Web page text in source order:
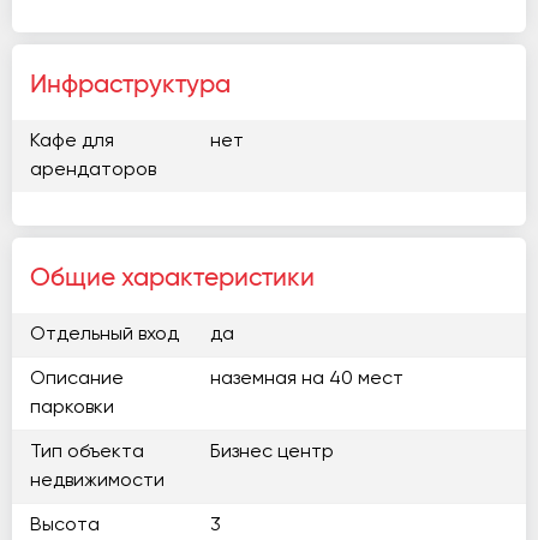
Инфраструктура
Кафе для
арендаторов
нет
Общие характеристики
Отдельный вход да
Описание
парковки
наземная на 40 мест
Тип объекта
недвижимости
Бизнес центр
Высота
3